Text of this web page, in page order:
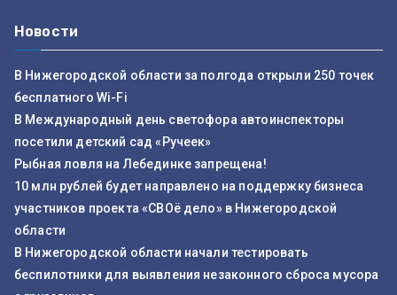
Новости
В Нижегородской области за полгода открыли 250 точек
бесплатного Wi-Fi
В Международный день светофора автоинспекторы
посетили детский сад «Ручеек»
Рыбная ловля на Лебединке запрещена!
10 млн рублей будет направлено на поддержку бизнеса
участников проекта «СВОё дело» в Нижегородской
области
В Нижегородской области начали тестировать
беспилотники для выявления незаконного сброса мусора